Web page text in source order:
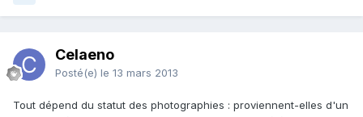
Celaeno
Posté(e) le 13 mars 2013
Tout dépend du statut des photographies : proviennent-elles d'un